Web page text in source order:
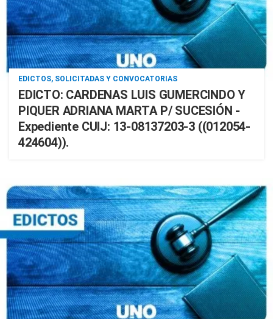
EDICTOS, SOLICITADAS Y CONVOCATORIAS
EDICTO: CARDENAS LUIS GUMERCINDO Y
PIQUER ADRIANA MARTA P/ SUCESIÓN -
Expediente CUIJ: 13-08137203-3 ((012054-
424604)).